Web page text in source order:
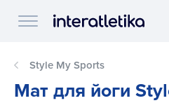
Style My Sports
Мат для йоги